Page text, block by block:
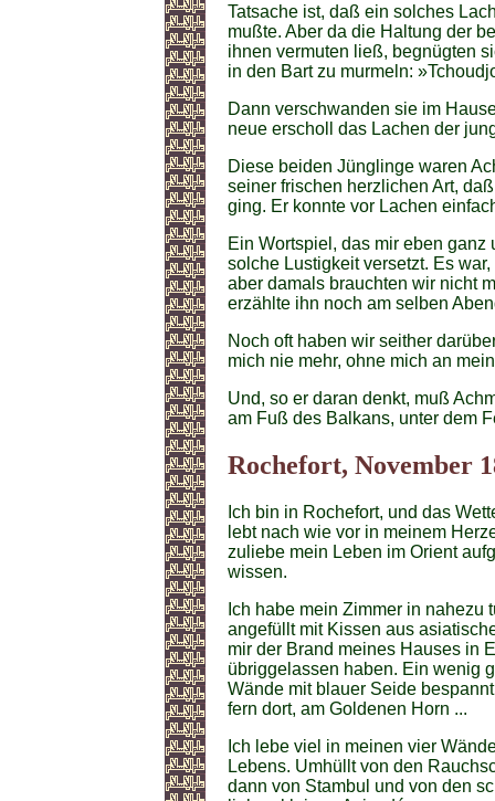
Tatsache ist, daß ein solches
mußte. Aber da die Haltung der
ihnen vermuten ließ, begnügten
in den Bart zu murmeln:
Dann verschwanden sie im
neue erscholl das Lachen der
Diese beiden Jünglinge waren
seiner frischen herzlichen Art,
ging. Er konnte vor Lachen
Ein Wortspiel, das mir eben
solche Lustigkeit versetzt. Es
aber damals brauchten wir nicht
erzählte ihn noch am selben
Noch oft haben wir seither
mich nie mehr, ohne mich an
Und, so er daran denkt, muß
am Fuß des Balkans, unter dem
Rochefort, November
Ich bin in Rochefort, und das
lebt nach wie vor in meinem
zuliebe mein Leben im Orient
wissen.
Ich habe mein Zimmer in nahezu
angefüllt mit Kissen aus
mir der Brand meines Hauses in
übriggelassen haben. Ein wenig
Wände mit blauer Seide
fern dort, am Goldenen Horn ...
Ich lebe viel in meinen vier
Lebens. Umhüllt von den
dann von Stambul und von den